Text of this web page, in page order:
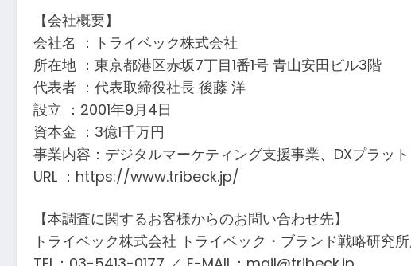
【会社概要】
会社名 ：トライベック株式会社
所在地 ：東京都港区赤坂7丁目1番1号 青山安田ビル3階
代表者 ：代表取締役社長 後藤 洋
設立 ：2001年9月4日
資本金 ：3億1千万円
事業内容：デジタルマーケティング支援事業、DXプラッ
URL ：https://www.tribeck.jp/
【本調査に関するお客様からのお問い合わせ先】
トライベック株式会社 トライベック・ブランド戦略研究